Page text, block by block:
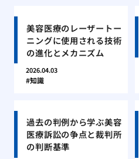
美容医療のレーザートー
ニングに使用される技術
の進化とメカニズム
2026.04.03
知識
過去の判例から学ぶ美容
医療訴訟の争点と裁判所
の判断基準